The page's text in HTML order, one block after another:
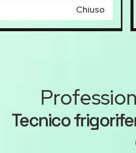
Chiuso
Tecnico